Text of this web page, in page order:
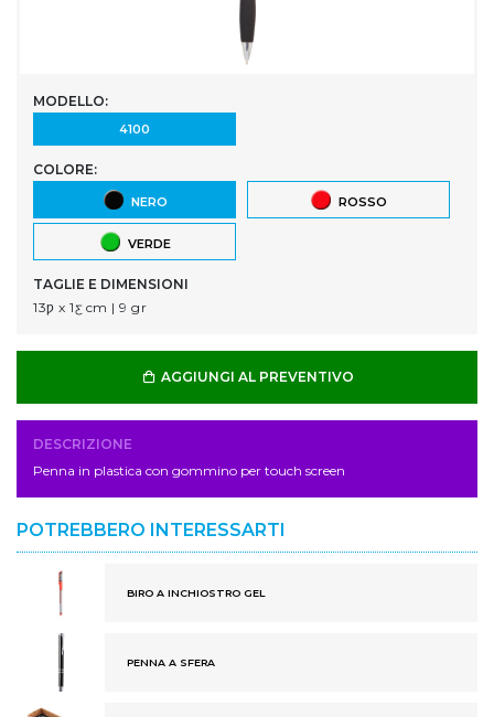
MODELLO:
4100
COLORE:
NERO ROSSO
VERDE
TAGLIE E DIMENSIONI
13ƿ x 1ƹ cm | 9 gr
AGGIUNGI AL PREVENTIVO
DESCRIZIONE
Penna in plastica con gommino per touch screen
POTREBBERO INTERESSARTI
BIRO A INCHIOSTRO GEL
PENNA A SFERA